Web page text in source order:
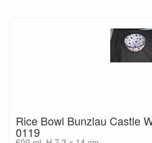
Rice Bowl Bunzlau Castle
0119